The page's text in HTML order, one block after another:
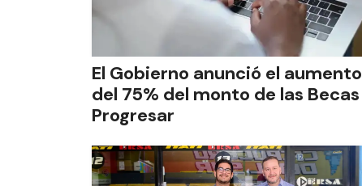
El Gobierno anunció el aumento
del 75% del monto de las Becas
Progresar